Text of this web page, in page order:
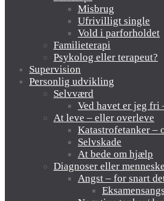
Misbrug
Ufrivilligt single
Vold i parforholdet
Familieterapi
Psykolog eller terapeut?
Supervision
Personlig udvikling
Selvværd
Ved havet er jeg
At leve – eller overleve
Katastrofetanker –
Selvskade
At bede om hjælp
Diagnoser eller
Angst – for snart